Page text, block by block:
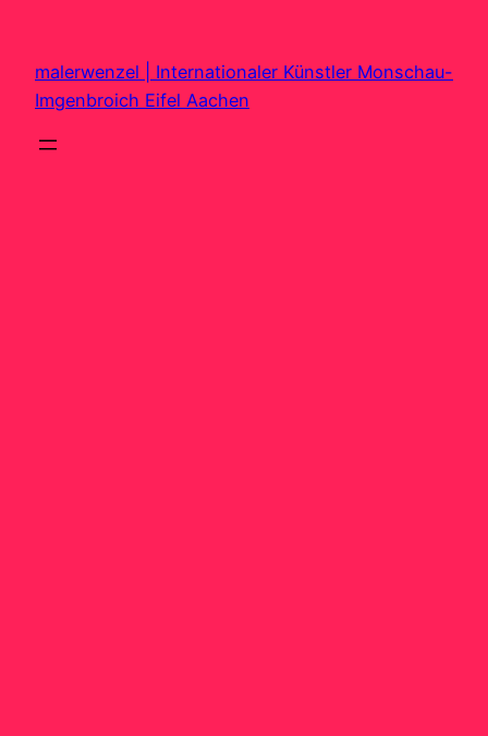
springen
malerwenzel | Internationaler Künstler Monschau-
Imgenbroich Eifel Aachen